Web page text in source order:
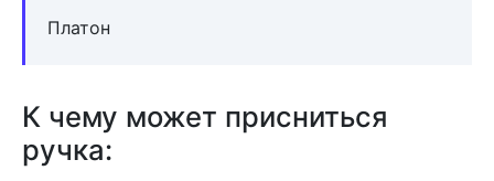
Платон
К чему может присниться
ручка: